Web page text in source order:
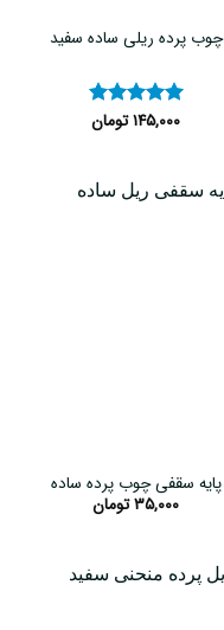
چوب پرده ریلی ساده سفید
نمره۵از ۱۴۵,۰۰۰تومان
پایه سقفی چوب پرده ساده
۳۵,۰۰۰تومان